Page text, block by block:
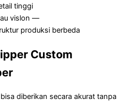
tinggi
vislon —
produksi berbeda
Custom
diberikan secara akurat tanpa